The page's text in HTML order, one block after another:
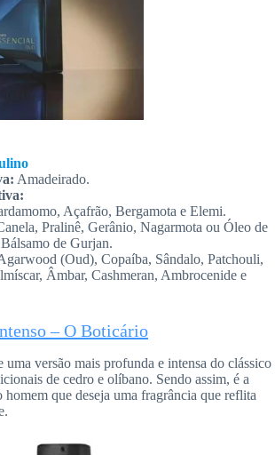
Amadeirado.
Açafrão, Bergamota e Elemi.
Pralinê, Gerânio, Nagarmota ou Óleo de
de Gurjan.
(Oud), Copaíba, Sândalo, Patchouli,
Âmbar, Cashmeran, Ambrocenide e
– O Boticário
uma versão mais profunda e intensa do clássico
de cedro e olíbano. Sendo assim, é a
homem que deseja uma fragrância que reflita